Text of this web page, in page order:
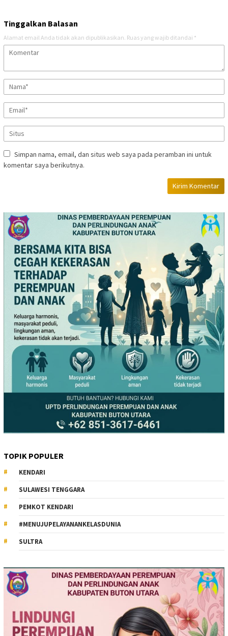
Tinggalkan Balasan
Alamat email Anda tidak akan dipublikasikan. Ruas yang wajib ditandai *
Simpan nama, email, dan situs web saya pada peramban ini untuk
komentar saya berikutnya.
TOPIK POPULER
KENDARI
SULAWESI TENGGARA
PEMKOT KENDARI
#MENUJUPELAYANANKELASDUNIA
SULTRA